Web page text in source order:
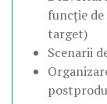
funcție de
target)
Scenarii